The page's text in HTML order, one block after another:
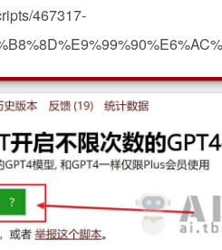
467317-